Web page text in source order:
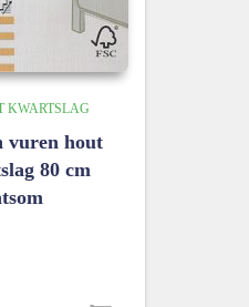
KWARTSLAG
vuren hout
80 cm